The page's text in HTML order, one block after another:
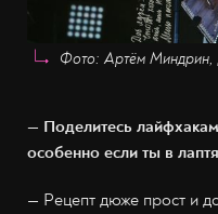
Фото: Артём Миндрин,
— Поделитесь
особенно если ты в
— Рецепт дюже прост и